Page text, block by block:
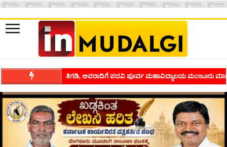
ತಿಗಡಿ, ಅವರಾದಿಗೆ ಪದವಿ ಪೂರ್ವ ಮಹಾವಿದ್ಯಾಲಯ ಮಂಜೂರು